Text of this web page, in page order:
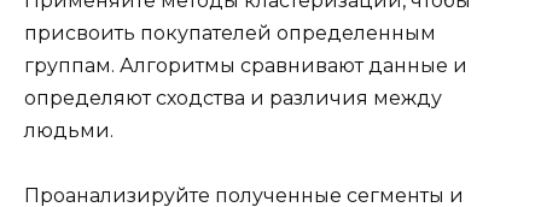
присвоить покупателей определенным
группам. Алгоритмы сравнивают данные и
определяют сходства и различия между
людьми.
Проанализируйте полученные сегменты и